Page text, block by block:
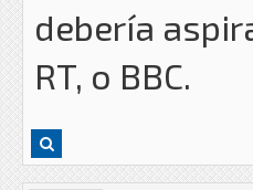
debería
RT, o BBC.